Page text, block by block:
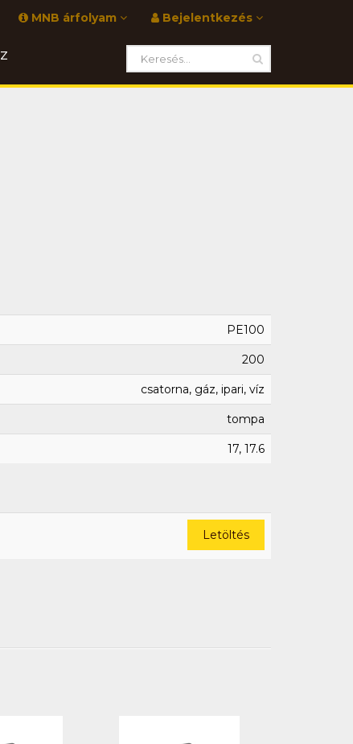
Bejelentkezés
MNB árfolyam
PE100
200
csatorna, gáz, ipari, víz
tompa
17, 17.6
Letöltés